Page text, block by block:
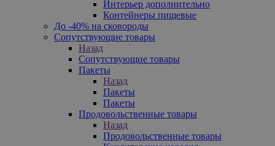
Интерьер дополнительно
Контейнеры пищевые
До -40% на сковороды
Сопутствующие товары
Назад
Сопутствующие товары
Пакеты
Назад
Пакеты
Пакеты
Продовольственные товары
Назад
Продовольственные товары